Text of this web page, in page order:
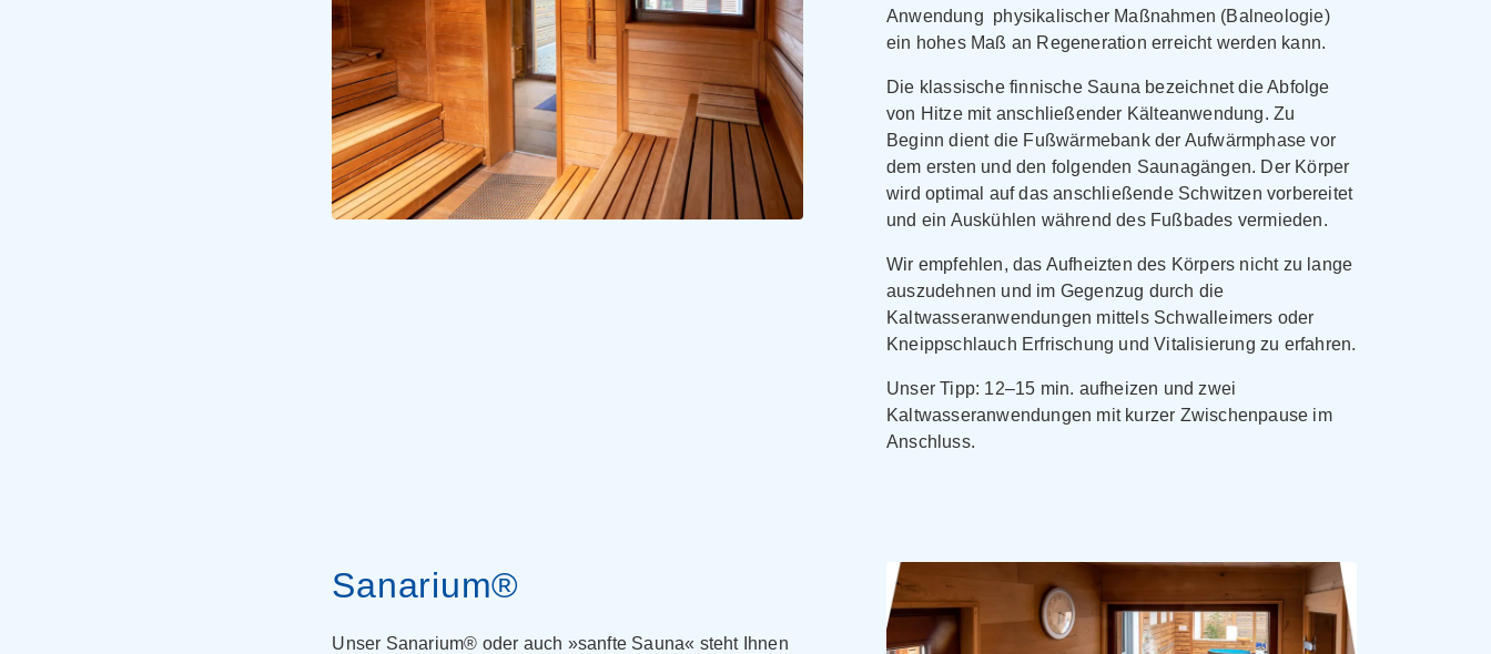
Anwendung physikalischer Maßnahmen (Balneologie)
ein hohes Maß an Regeneration erreicht werden kann.
Die klassische finnische Sauna bezeichnet die Abfolge
von Hitze mit anschließender Kälteanwendung. Zu
Beginn dient die Fußwärmebank der Aufwärmphase vor
dem ersten und den folgenden Saunagängen. Der Körper
wird optimal auf das anschließende Schwitzen vorbereitet
und ein Auskühlen während des Fußbades vermieden.
Wir empfehlen, das Aufheizten des Körpers nicht zu lange
auszudehnen und im Gegenzug durch die
Kaltwasseranwendungen mittels Schwalleimers oder
Kneippschlauch Erfrischung und Vitalisierung zu erfahren.
Unser Tipp: 12–15 min. aufheizen und zwei
Kaltwasseranwendungen mit kurzer Zwischenpause im
Anschluss.
Sanarium®
Unser Sanarium® oder auch »sanfte Sauna« steht Ihnen